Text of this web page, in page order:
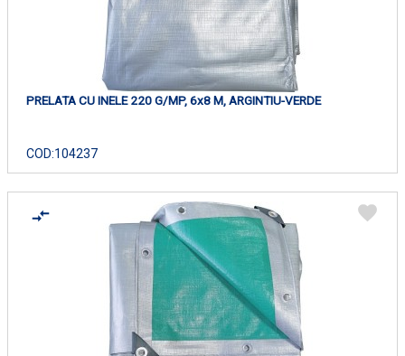
PRELATA CU INELE 220 G/MP, 6x8 M, ARGINTIU-VERDE
COD:104237